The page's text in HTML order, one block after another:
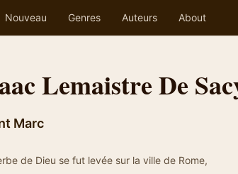
Nouveau Genres Auteurs About
Lemaistre De
Marc
de Dieu se fut levée sur la ville de Rome,